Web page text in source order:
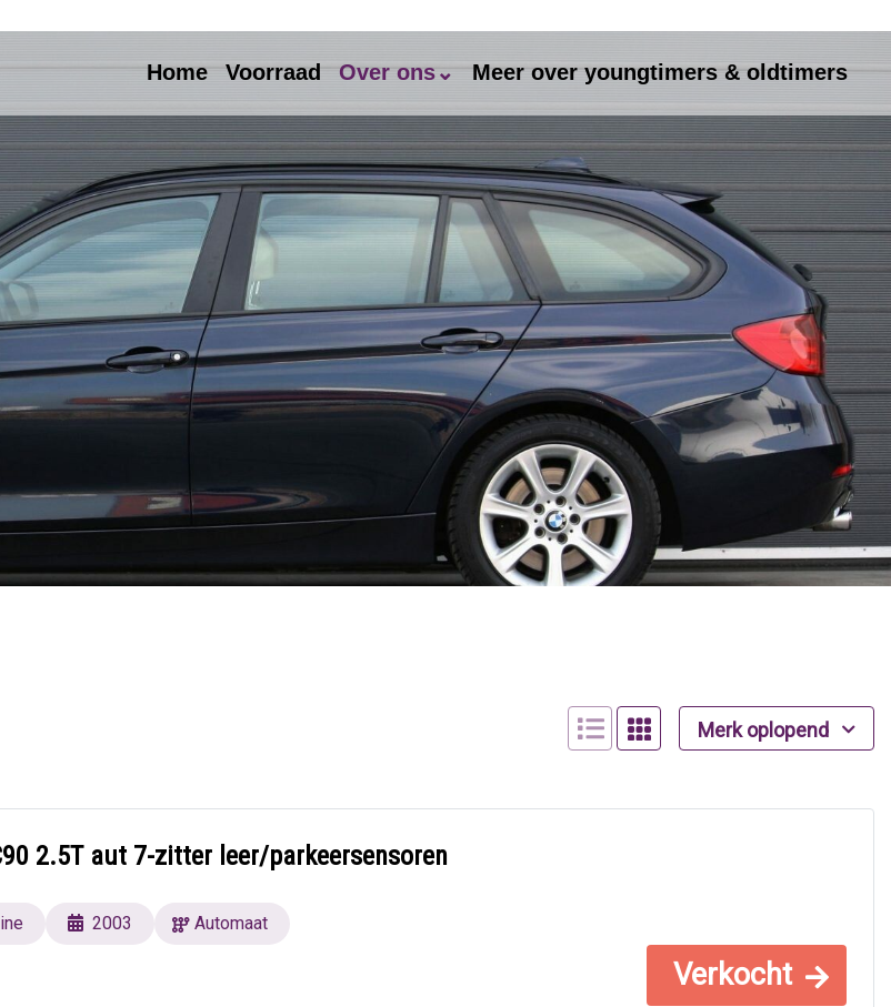
Home Voorraad Over ons⌄ Meer over youngtimers & oldtimers
Merk oplopend
2.5T aut 7-zitter leer/parkeersensoren
2003 Automaat
Verkocht